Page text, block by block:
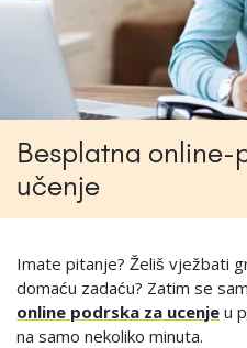
Besplatna online-
učenje
Imate pitanje? Želiš vježbati
domaću zadaću? Zatim se
online podrska za ucenje u
na samo nekoliko minuta.